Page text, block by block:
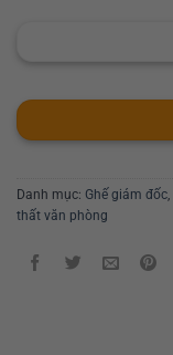
Danh mục: Ghế giám đốc,
thất văn phòng